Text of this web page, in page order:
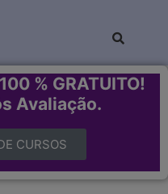
% GRATUITO!
Avaliação.
CURSOS